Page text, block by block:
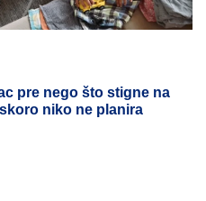
pre nego što stigne na
niko ne planira